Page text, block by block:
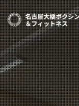
名古